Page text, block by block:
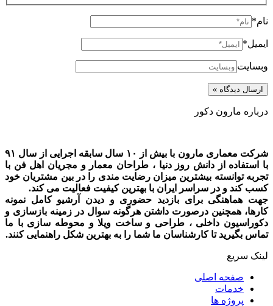
نام*
ایمیل*
وبسایت
درباره مارون دکور
شرکت معماری مارون با بیش از ۱۰ سال سابقه اجرایی از سال ۹۱
با استفاده از دانش روز دنیا ، طراحان معمار و مجریان اهل فن با
تجربه توانسته بیشترین میزان رضایت مندی را در بین مشتریان خود
کسب کند و در سراسر ایران با بهترین کیفیت فعالیت می کند.
جهت هماهنگی برای بازدید حضوری و دیدن آرشیو کامل نمونه
کارها، همچنین درصورت داشتن هرگونه سوال در زمینه بازسازی و
دکوراسیون داخلی ، طراحی و ساخت ویلا و محوطه سازی با ما
تماس بگیرید تا کارشناسان ما شما را به بهترین شکل راهنمایی کنند.
لینک سریع
صفحه اصلی
خدمات
پروژه ها